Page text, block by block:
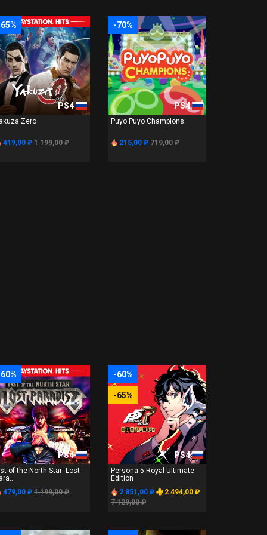
PS4
Zero
419,00 ₽ 1 199,00 ₽
-70%
PS4
Puyo Puyo Champions
215,00 ₽ 719,00 ₽
PS4
of the North Star: Lost
479,00 ₽ 1 199,00 ₽
-60%
-65%
PS4
Persona 5 Royal Ultimate
Edition
2 851,00 ₽
2 494,00 ₽
7 129,00 ₽